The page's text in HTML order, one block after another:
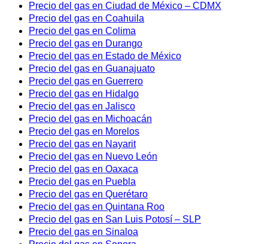
Precio del gas en Ciudad de México – CDMX
Precio del gas en Coahuila
Precio del gas en Colima
Precio del gas en Durango
Precio del gas en Estado de México
Precio del gas en Guanajuato
Precio del gas en Guerrero
Precio del gas en Hidalgo
Precio del gas en Jalisco
Precio del gas en Michoacán
Precio del gas en Morelos
Precio del gas en Nayarit
Precio del gas en Nuevo León
Precio del gas en Oaxaca
Precio del gas en Puebla
Precio del gas en Querétaro
Precio del gas en Quintana Roo
Precio del gas en San Luis Potosí – SLP
Precio del gas en Sinaloa